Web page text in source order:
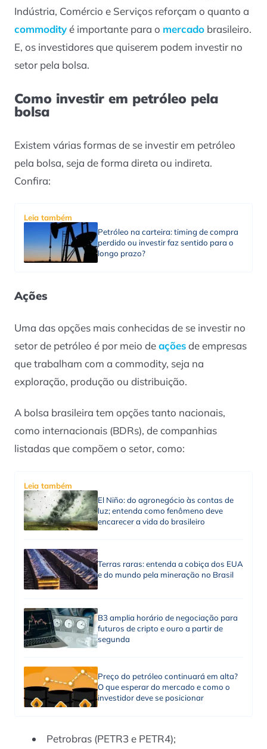
Indústria, Comércio e Serviços reforçam o quanto a
commodityé importante para o mercado brasileiro.
E, os investidores que quiserem podem investir no
setor pela bolsa.
Como investir em petróleo pela
bolsa
Existem várias formas de se investir em petróleo
pela bolsa, seja de forma direta ou indireta.
Confira:
Leia também
Petróleo na carteira: timing de compra
perdido ou investir faz sentido para o
longo prazo?
Ações
Uma das opções mais conhecidas de se investir no
setor de petróleo é por meio deaçõesde empresas
que trabalham com a commodity, seja na
exploração, produção ou distribuição.
A bolsa brasileira tem opções tanto nacionais,
como internacionais (BDRs), de companhias
listadas que compõem o setor, como:
Leia também
El Niño: do agronegócio às contas de
luz; entenda como fenômeno deve
encarecer a vida do brasileiro
Terras raras: entenda a cobiça dos EUA
e do mundo pela mineração no Brasil
B3 amplia horário de negociação para
futuros de cripto e ouro a partir de
segunda
Preço do petróleo continuará em alta?
O que esperar do mercado e como o
investidor deve se posicionar
Petrobras (PETR3 e PETR4);